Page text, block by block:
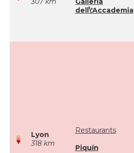
dell\'Accademia
Lyon
318 km
Restaurants
Piquín